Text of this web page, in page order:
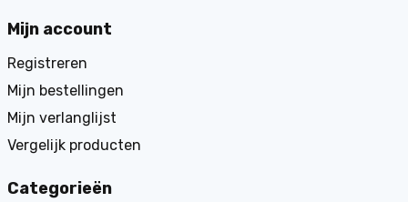
Mijn account
Registreren
Mijn bestellingen
Mijn verlanglijst
Vergelijk producten
Categorieën